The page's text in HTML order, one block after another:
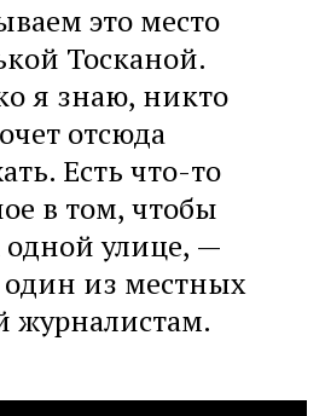
это место
Тосканой.
я знаю, никто
отсюда
Есть что-то
в том, чтобы
улице, —
один из местных
журналистам.